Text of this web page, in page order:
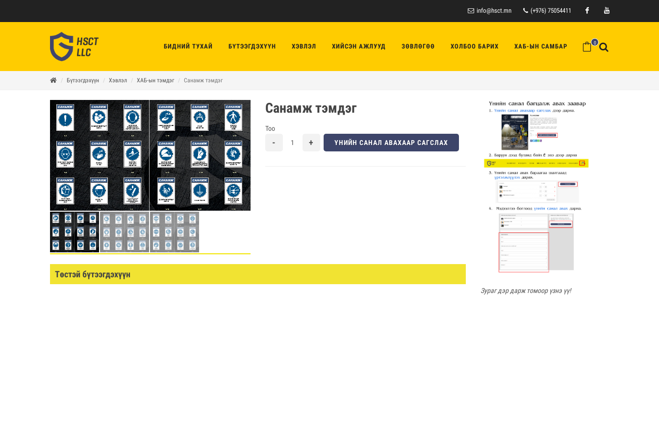
info@hsct.mn (+976) 75054411
БИДНИЙ ТУХАЙ БҮТЭЭГДЭХҮҮН ХЭВЛЭЛ ХИЙСЭН АЖЛУУД ЗӨВЛӨГӨӨ ХОЛБОО БАРИХ ХАБ-ЫН САМБАР 0
Бүтээгдэхүүн Хэвлэл ХАБ-ын тэмдэг Санамж тэмдэг
Санамж тэмдэг
Тоо
ҮНИЙН САНАЛ АВАХААР САГСЛАХ
Төстэй бүтээгдэхүүн
Зураг дэр дарж томоор үзнэ үү!